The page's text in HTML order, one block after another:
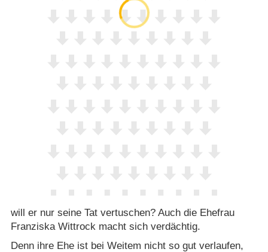
will er nur seine Tat vertuschen? Auch die Ehefrau
Franziska Wittrock macht sich verdächtig.
Denn ihre Ehe ist bei Weitem nicht so gut verlaufen,